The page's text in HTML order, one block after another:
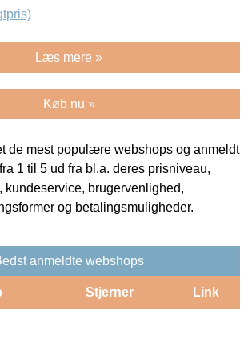
Læs mere »
Køb nu »
de mest populære webshops og anmeldt
1 til 5 ud fra bl.a. deres prisniveau,
kundeservice, brugervenlighed,
og betalingsmuligheder.
anmeldte webshops
Stjerner Link